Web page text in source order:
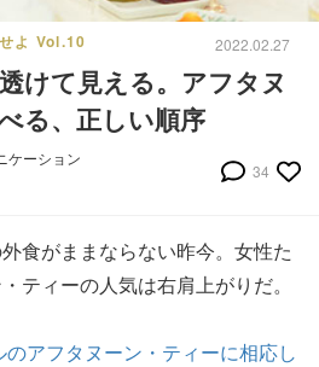
よ Vol.10 2022.02.27
けて見える。アフタヌ
る、正しい順序
ケーション
34
食がままならない昨今。女性た
ティーの人気は右肩上がりだ。
のアフタヌーン・ティーに相応し